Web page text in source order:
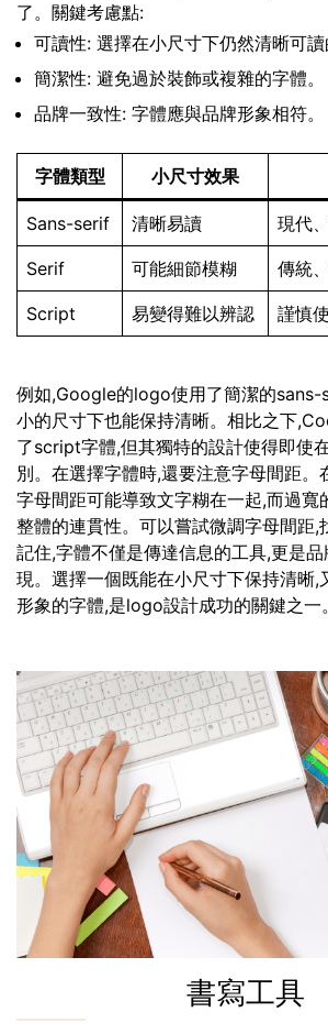
了。關鍵考慮點:
可讀性: 選擇在小尺寸下仍然清晰可讀
簡潔性: 避免過於裝飾或複雜的字體。
品牌一致性: 字體應與品牌形象相符。
字體類型 小尺寸效果
Sans-serif 清晰易讀 現代
Serif 可能細節模糊 傳統
Script 易變得難以辨認 謹慎
例如,Google的logo使用了簡潔的sans-
小的尺寸下也能保持清晰。相比之下
了script字體,但其獨特的設計使得即使
別。在選擇字體時,還要注意字母間距。
字母間距可能導致文字糊在一起,而過寬
整體的連貫性。可以嘗試微調字母間距,
記住,字體不僅是傳達信息的工具,更是
現。選擇一個既能在小尺寸下保持清晰,
形象的字體,是logo設計成功的關鍵之一。
書寫工具